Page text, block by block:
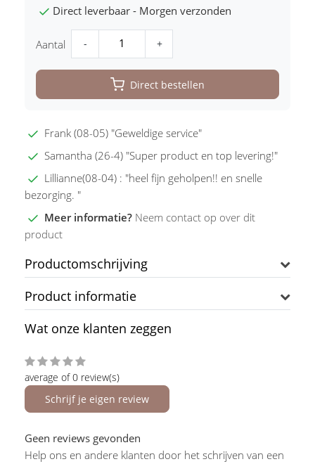
Direct leverbaar - Morgen verzonden
Aantal - +
Direct bestellen
Frank (08-05) "Geweldige service"
Samantha (26-4) "Super product en top levering!"
Lillianne(08-04) : "heel fijn geholpen!! en snelle
bezorging. "
Meer informatie? Neem contact op over dit
product
Productomschrijving
Product informatie
Wat onze klanten zeggen
average of 0 review(s)
Schrijf je eigen review
Geen reviews gevonden
Help ons en andere klanten door het schrijven van een